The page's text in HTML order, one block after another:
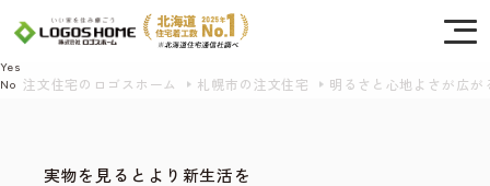
注文住宅のロゴスホーム 札幌市の注文住宅 明るさと心地よさが広が
実物を見るとより新生活を
Cookie を使用して、お客様の活動を追跡してもよろしいですか? 当社ではお客様の
プライバシーを極めて重視しています。詳細について、およびご質問がある場合
は、当社のプライバシーポリシーをご覧ください。
Yes
No